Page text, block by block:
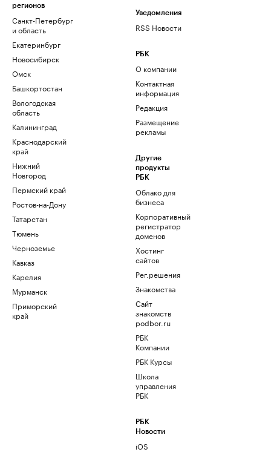
регионов
Санкт-Петербург
и область
Екатеринбург
Новосибирск
Омск
Башкортостан
Вологодская
область
Калининград
Краснодарский
край
Нижний
Новгород
Пермский край
Ростов-на-Дону
Татарстан
Тюмень
Черноземье
Кавказ
Карелия
Мурманск
Приморский
край
Уведомления
RSS Новости
РБК
О компании
Контактная
информация
Редакция
Размещение
рекламы
Другие
продукты
РБК
Облако для
бизнеса
Корпоративный
регистратор
доменов
Хостинг
сайтов
Рег.решения
Знакомства
Сайт
знакомств
podbor.ru
РБК
Компании
РБК Курсы
Школа
управления
РБК
РБК
Новости
iOS